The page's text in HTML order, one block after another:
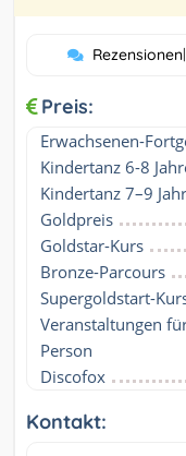
Rezensionen|
Preis:
Erwachsenen-
Kindertanz 6-8
Kindertanz 7–9
Goldpreis
Goldstar-Kurs
Bronze-Parcours
Supergoldstart-
Veranstaltungen
Person
Discofox
Kontakt: